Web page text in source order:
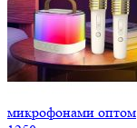
микрофонами оптом